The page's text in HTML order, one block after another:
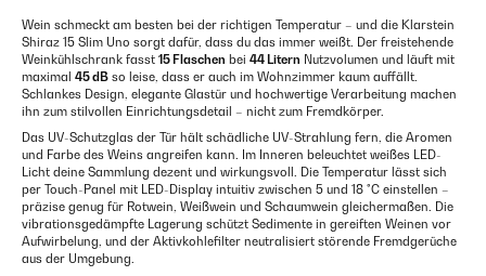
Wein schmeckt am besten bei der richtigen Temperatur – und die Klarstein
Shiraz 15 Slim Uno sorgt dafür, dass du das immer weißt. Der freistehende
Weinkühlschrank fasst 15 Flaschen bei 44 Litern Nutzvolumen und läuft mit
maximal 45 dB so leise, dass er auch im Wohnzimmer kaum auffällt.
Schlankes Design, elegante Glastür und hochwertige Verarbeitung machen
ihn zum stilvollen Einrichtungsdetail – nicht zum Fremdkörper.
Das UV-Schutzglas der Tür hält schädliche UV-Strahlung fern, die Aromen
und Farbe des Weins angreifen kann. Im Inneren beleuchtet weißes LED-
Licht deine Sammlung dezent und wirkungsvoll. Die Temperatur lässt sich
per Touch-Panel mit LED-Display intuitiv zwischen 5 und 18 °C einstellen –
präzise genug für Rotwein, Weißwein und Schaumwein gleichermaßen. Die
vibrationsgedämpfte Lagerung schützt Sedimente in gereiften Weinen vor
Aufwirbelung, und der Aktivkohlefilter neutralisiert störende Fremdgerüche
aus der Umgebung.